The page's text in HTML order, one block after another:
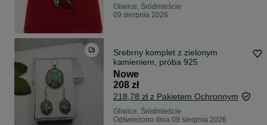
Gliwice, Śródmieście
09 sierpnia 2026
Srebrny komplet z zielonym
kamieniem, próba 925
Nowe
208 zł
218,78 zł z Pakietem Ochronnym
Gliwice, Śródmieście
Odświeżono dnia 09 sierpnia 2026